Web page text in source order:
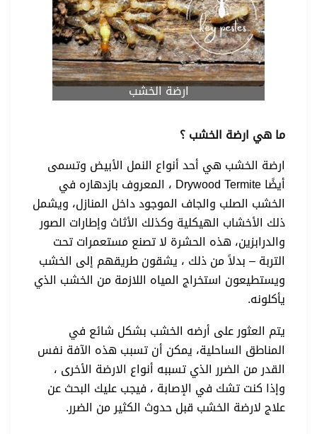
ارضة الخشب
ما هي ارضة الخشب ؟
ارضة الخشب هي أحد أنواع النمل الأبيض وتسمى
أيضًا Drywood Termite ، المعروف بازدهاره في
الخشب الصلب والجاف الموجود داخل المنازل، ويشمل
ذلك الأخشاب الهيكلية وكذلك الأثاث وإطارات الصور
والدرابزين، هذه الحشرة لا تصنع مستعمرات تحت
التربة – بدلاً من ذلك ، يشقون طريقهم إلى الخشب
ويستطيعون استخراج المياه اللازمة من الخشب الذي
يأكلونه.
يتم العثور على أرضه الخشب بشكل شائع في
المناطق الساحلية، يمكن أن تسبب هذه الآفة نفس
القدر من الضرر الذي تسببه أنواع الارضة الأخرى ،
وإذا كنت تشك في الإصابة ، فيجب عليك البحث عن
علاج لارضة الخشب قبل حدوث الكثير من الضرر.